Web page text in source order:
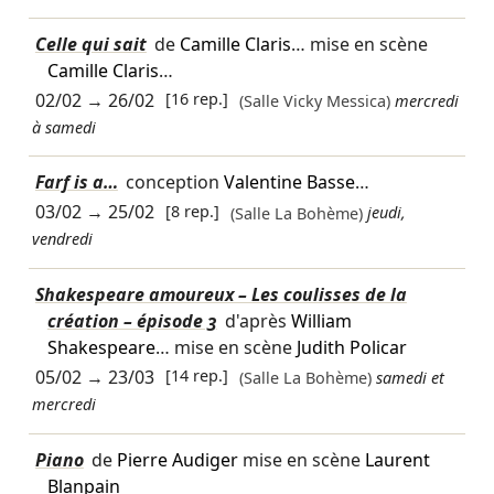
Celle qui sait de Camille Claris… mise en scène
Camille Claris…
02/02→ 26/02 [16 rep.] (Salle Vicky Messica) mercredi
à samedi
Farf is a… conception Valentine Basse…
03/02→ 25/02 [8 rep.] (Salle La Bohème) jeudi,
vendredi
Shakespeare amoureux – Les coulisses de la
création – épisode 3 d'après William
Shakespeare… mise en scène Judith Policar
05/02→ 23/03 [14 rep.] (Salle La Bohème) samedi et
mercredi
Piano de Pierre Audigermise en scène Laurent
Blanpain